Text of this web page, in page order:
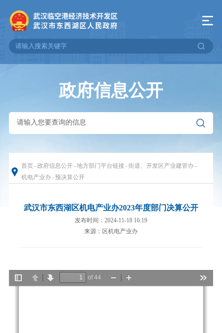
政府信息公开
首页-政府信息公开-地方部门平台链接-街道、开发区产业建管办-
机电产业办-预决算公开
武汉市东西湖区机电产业办2023年度部门决算公开
发布时间：2024-11-18 16:19
来源：区机电产业办